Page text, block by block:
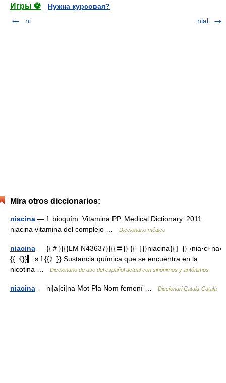
Игры ⚽
Нужна курсовая?
ni
nial
Mira otros diccionarios:
niacina — f. bioquím. Vitamina PP. Medical Dictionary. 2011.
niacina vitamina del complejo …
Diccionario médico
niacina — {{＃}}{{LM N43637}}{{〓}} {{［}}niacina{{］}} ‹nia·ci·na›
{{《}}▍ s.f.{{》}} Sustancia química que se encuentra en la
nicotina …
Diccionario de uso del español actual con sinónimos y antónimos
niacina — ni|a|ci|na Mot Pla Nom femení … Diccionari Català-Català